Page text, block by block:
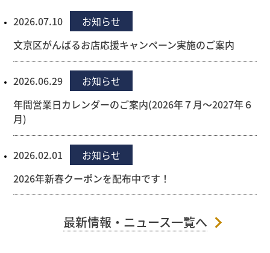
2026.07.10
お知らせ
文京区がんばるお店応援キャンペーン実施のご案内
2026.06.29
お知らせ
年間営業日カレンダーのご案内(2026年７月～2027年６
月)
2026.02.01
お知らせ
2026年新春クーポンを配布中です！
最新情報・ニュース一覧へ